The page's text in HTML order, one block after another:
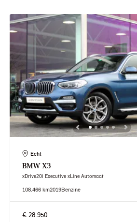
Echt
BMW X3
xDrive20i Executive xLine Automaat
108.466 km2019Benzine
€ 28.950